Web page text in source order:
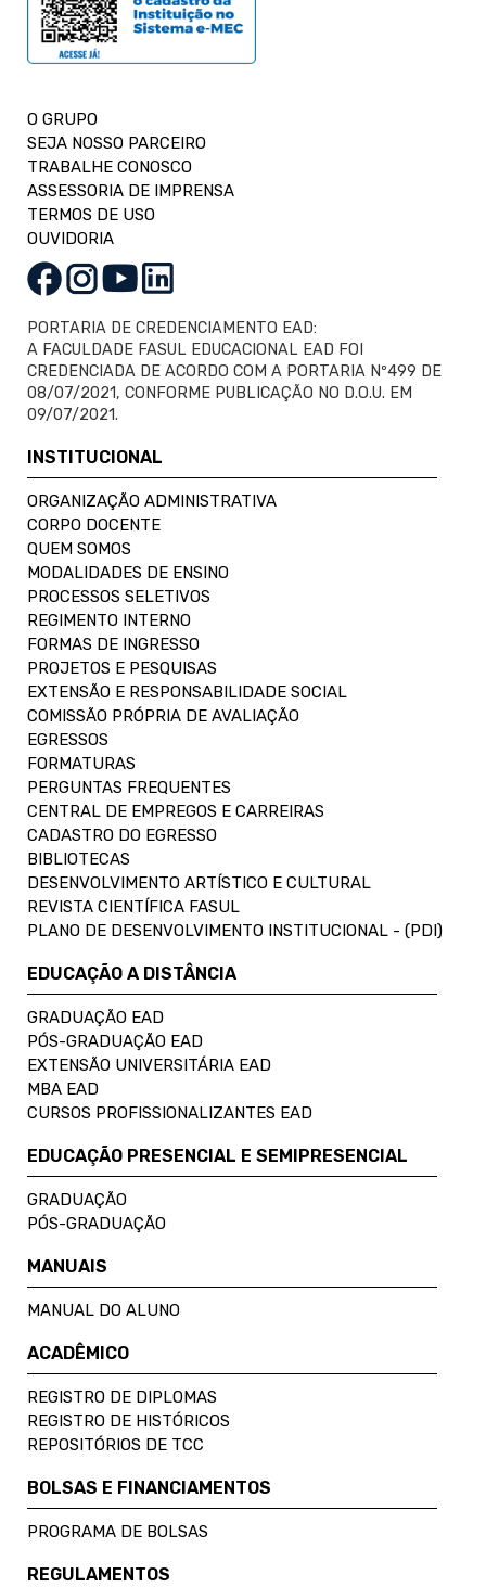
O GRUPO
SEJA NOSSO PARCEIRO
TRABALHE CONOSCO
ASSESSORIA DE IMPRENSA
TERMOS DE USO
OUVIDORIA
PORTARIA DE CREDENCIAMENTO EAD:
A FACULDADE FASUL EDUCACIONAL EAD FOI
CREDENCIADA DE ACORDO COM A PORTARIA Nº499 DE
08/07/2021, CONFORME PUBLICAÇÃO NO D.O.U. EM
09/07/2021.
INSTITUCIONAL
ORGANIZAÇÃO ADMINISTRATIVA
CORPO DOCENTE
QUEM SOMOS
MODALIDADES DE ENSINO
PROCESSOS SELETIVOS
REGIMENTO INTERNO
FORMAS DE INGRESSO
PROJETOS E PESQUISAS
EXTENSÃO E RESPONSABILIDADE SOCIAL
COMISSÃO PRÓPRIA DE AVALIAÇÃO
EGRESSOS
FORMATURAS
PERGUNTAS FREQUENTES
CENTRAL DE EMPREGOS E CARREIRAS
CADASTRO DO EGRESSO
BIBLIOTECAS
DESENVOLVIMENTO ARTÍSTICO E CULTURAL
REVISTA CIENTÍFICA FASUL
PLANO DE DESENVOLVIMENTO INSTITUCIONAL - (PDI)
EDUCAÇÃO A DISTÂNCIA
GRADUAÇÃO EAD
PÓS-GRADUAÇÃO EAD
EXTENSÃO UNIVERSITÁRIA EAD
MBA EAD
CURSOS PROFISSIONALIZANTES EAD
EDUCAÇÃO PRESENCIAL E SEMIPRESENCIAL
GRADUAÇÃO
PÓS-GRADUAÇÃO
MANUAIS
MANUAL DO ALUNO
ACADÊMICO
REGISTRO DE DIPLOMAS
REGISTRO DE HISTÓRICOS
REPOSITÓRIOS DE TCC
BOLSAS E FINANCIAMENTOS
PROGRAMA DE BOLSAS
REGULAMENTOS